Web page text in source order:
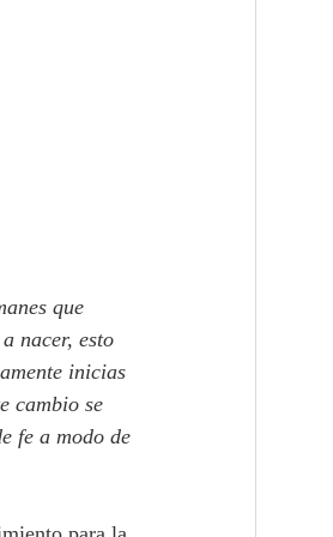
nacer, esto
inicias
cambio se
fe a modo de